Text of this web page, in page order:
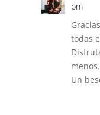
pm
todas
Un